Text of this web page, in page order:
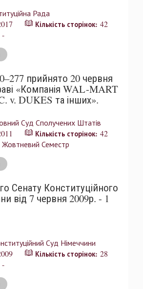
Рада
Кількість сторінок: 42
-
прийнято 20 червня
«Компанія WAL-MART
v. DUKES та інших».
Суд Сполучених Штатів
Кількість сторінок: 42
Жовтневий Семестр
Сенату Конституційного
від 7 червня 2009р. - 1
Суд Німеччини
Кількість сторінок: 28
-